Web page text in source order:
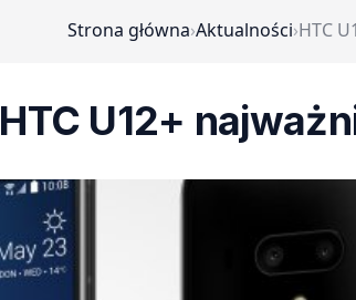
Strona główna›Aktualności›HTC
HTC U12+